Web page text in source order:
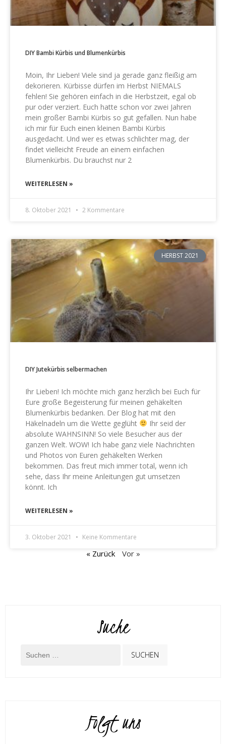
DIY Bambi Kürbis und Blumenkürbis
Moin, Ihr Lieben! Viele sind ja gerade ganz fleißig am
dekorieren. Kürbisse dürfen im Herbst NIEMALS
fehlen! Sie gehören einfach in die Herbstzeit, egal ob
pur oder verziert. Euch hatte schon vor zwei Jahren
mein großer Bambi Kürbis so gut gefallen. Nun habe
ich mir für Euch einen kleinen Bambi Kürbis
ausgedacht. Und wer es etwas schlichter mag, der
findet vielleicht Freude an einem einfachen
Blumenkürbis. Du brauchst nur 2
WEITERLESEN »
8. Oktober 2021 2 Kommentare
HERBST 2021
DIY Jutekürbis selbermachen
Ihr Lieben! Ich möchte mich ganz herzlich bei Euch für
Eure große Begeisterung für meinen gehäkelten
Blumenkürbis bedanken. Der Blog hat mit den
Häkelnadeln um die Wette geglüht
Ihr seid der
absolute WAHNSINN! So viele Besucher aus der
ganzen Welt. WOW! Ich habe ganz viele Nachrichten
und Photos von Euren gehäkelten Werken
bekommen. Das freut mich immer total, wenn ich
sehe, dass Ihr meine Anleitungen gut umsetzen
könnt. Ich
WEITERLESEN »
3. Oktober 2021 Keine Kommentare
« Zurück Vor »
Suche
Folgt uns